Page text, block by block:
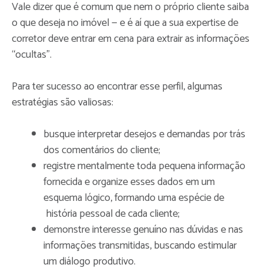
Vale dizer que é comum que nem o próprio cliente saiba
o que deseja no imóvel — e é aí que a sua expertise de
corretor deve entrar em cena para extrair as informações
“ocultas”.
Para ter sucesso ao encontrar esse perfil, algumas
estratégias são valiosas:
busque interpretar desejos e demandas por trás
dos comentários do cliente;
registre mentalmente toda pequena informação
fornecida e organize esses dados em um
esquema lógico, formando uma espécie de
história pessoal de cada cliente;
demonstre interesse genuíno nas dúvidas e nas
informações transmitidas, buscando estimular
um diálogo produtivo.